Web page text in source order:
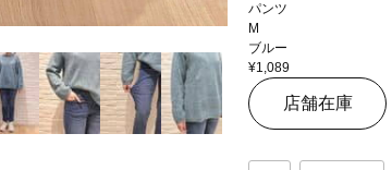
パンツ
M
ブルー
¥1,089
店舗在庫